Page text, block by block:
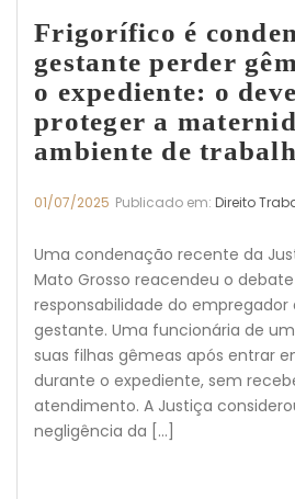
Frigorífico é
gestante perder
o expediente: o
proteger a
ambiente de
01/07/2025 Publicado em: Direito
Uma condenação recente da
Mato Grosso reacendeu o
responsabilidade do
gestante. Uma funcionária de
suas filhas gêmeas após entrar
durante o expediente, sem
atendimento. A Justiça
negligência da […]